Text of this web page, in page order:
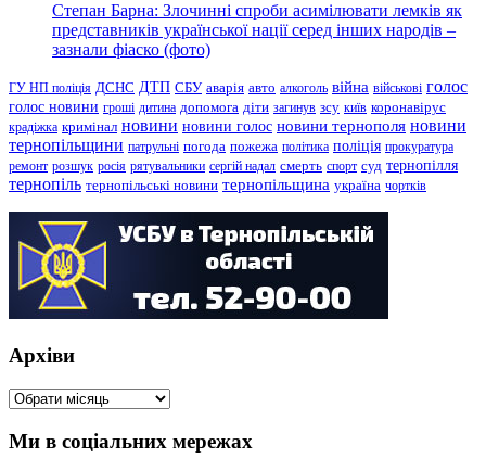
Степан Барна: Злочинні спроби асимілювати лемків як
представників української нації серед інших народів –
зазнали фіаско (фото)
ГУ НП поліція ДСНС ДТП СБУ аварія авто алкоголь війна військові голос
голос новини гроші дитина допомога діти загинув зсу київ коронавірус
крадіжка кримінал новини новини голос новини тернополя новини
тернопільщини патрульні погода пожежа політика поліція прокуратура
ремонт розшук росія рятувальники сергій надал смерть спорт суд тернопілля
тернопіль тернопільські новини тернопільщина україна чортків
Архіви
Архіви
Ми в соціальних мережах